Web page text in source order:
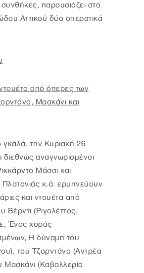
συνθήκες, παρουσιάζει στο
Αττικού δύο οπερατικά
από όπερες των
Μασκάνι και
γκαλά, την Κυριακή 26
διεθνώς αναγνωρισμένοι
Μάσσι και
κ.ά. ερμηνεύουν
και ντουέτα από
Βέρντι (Ριγολέττος,
Ένας χορός
Η δύναμη του
του Τζορντάνο (Αντρέα
Μασκάνι (Καβαλλερία